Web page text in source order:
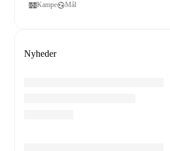
Kampe Mål
Nyheder